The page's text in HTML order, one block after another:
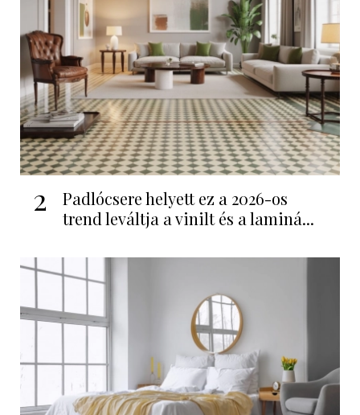
2
Padlócsere helyett ez a 2026-os
trend leváltja a vinilt és a laminá...